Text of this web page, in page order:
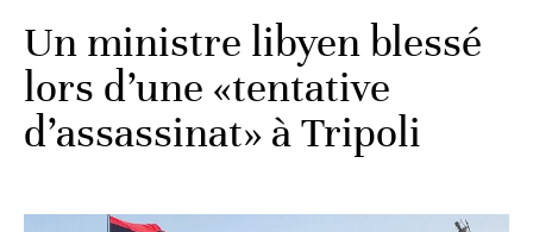
Un ministre libyen blessé
lors d’une «tentative
d’assassinat» à Tripoli